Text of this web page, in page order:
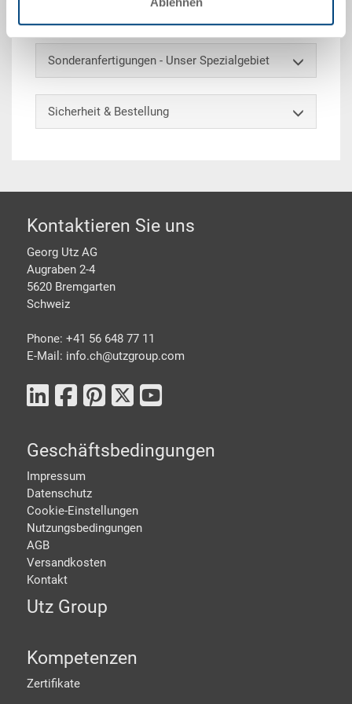
Sonderanfertigungen - Unser Spezialgebiet
Sicherheit & Bestellung
Footer
Kontaktieren Sie uns
Georg Utz AG
Augraben 2-4
5620 Bremgarten
Schweiz
Phone: +41 56 648 77 11
E-Mail: info.ch@utzgroup.com
Geschäftsbedingungen
Impressum
Datenschutz
Cookie-Einstellungen
Nutzungsbedingungen
AGB
Versandkosten
Kontakt
Utz Group
Kompetenzen
Zertifikate